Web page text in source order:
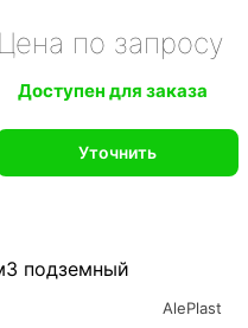
подземный
AlePlast
Цена по запросу
Доступен для заказа
Уточнить